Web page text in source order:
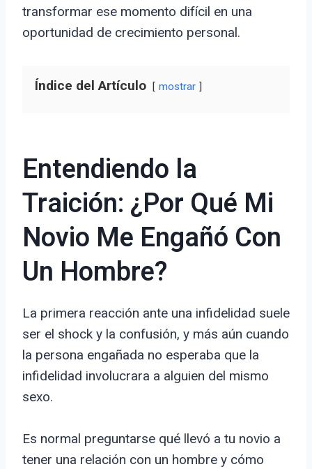
transformar ese momento difícil en una
oportunidad de crecimiento personal.
Índice del Artículo mostrar
Entendiendo la
Traición: ¿Por Qué Mi
Novio Me Engañó Con
Un Hombre?
La primera reacción ante una infidelidad suele
ser el shock y la confusión, y más aún cuando
la persona engañada no esperaba que la
infidelidad involucrara a alguien del mismo
sexo.
Es normal preguntarse qué llevó a tu novio a
tener una relación con un hombre y cómo